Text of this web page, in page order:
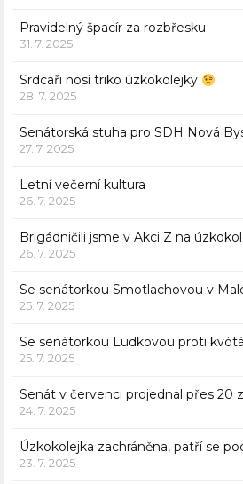
Pravidelný špacír za rozbřesku
31. 7. 2025
Srdcaři nosí triko úzkokolejky
28. 7. 2025
Senátorská stuha pro SDH Nová
27. 7. 2025
Letní večerní kultura
26. 7. 2025
Brigádničili jsme v Akci Z na
26. 7. 2025
Se senátorkou Smotlachovou v
25. 7. 2025
Se senátorkou Ludkovou proti
25. 7. 2025
Senát v červenci projednal přes 20
24. 7. 2025
Úzkokolejka zachráněna, patří se
23. 7. 2025